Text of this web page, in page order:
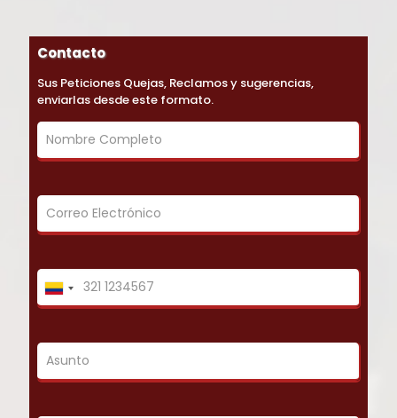
Contacto
Sus Peticiones Quejas, Reclamos y sugerencias,
enviarlas desde este formato.